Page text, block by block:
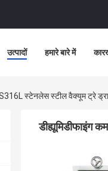
उत्पादों हमारे बारे में
स्टेनलेस स्टील वैक्यूम ट्रे
डीह्यूमिडीफाइंग